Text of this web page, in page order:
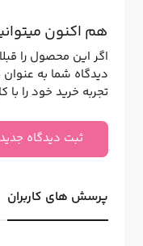
هم اکنون
اگر این محصول را
دیدگاه شما به
تجربه خرید خود را با
ثبت دیدگاه جدید
پرسش های کاربران